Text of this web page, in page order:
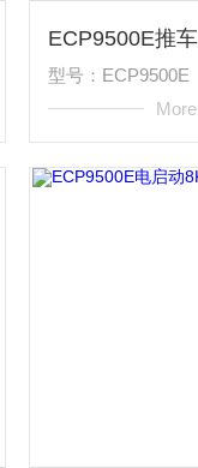
型号：ECP9500E
More